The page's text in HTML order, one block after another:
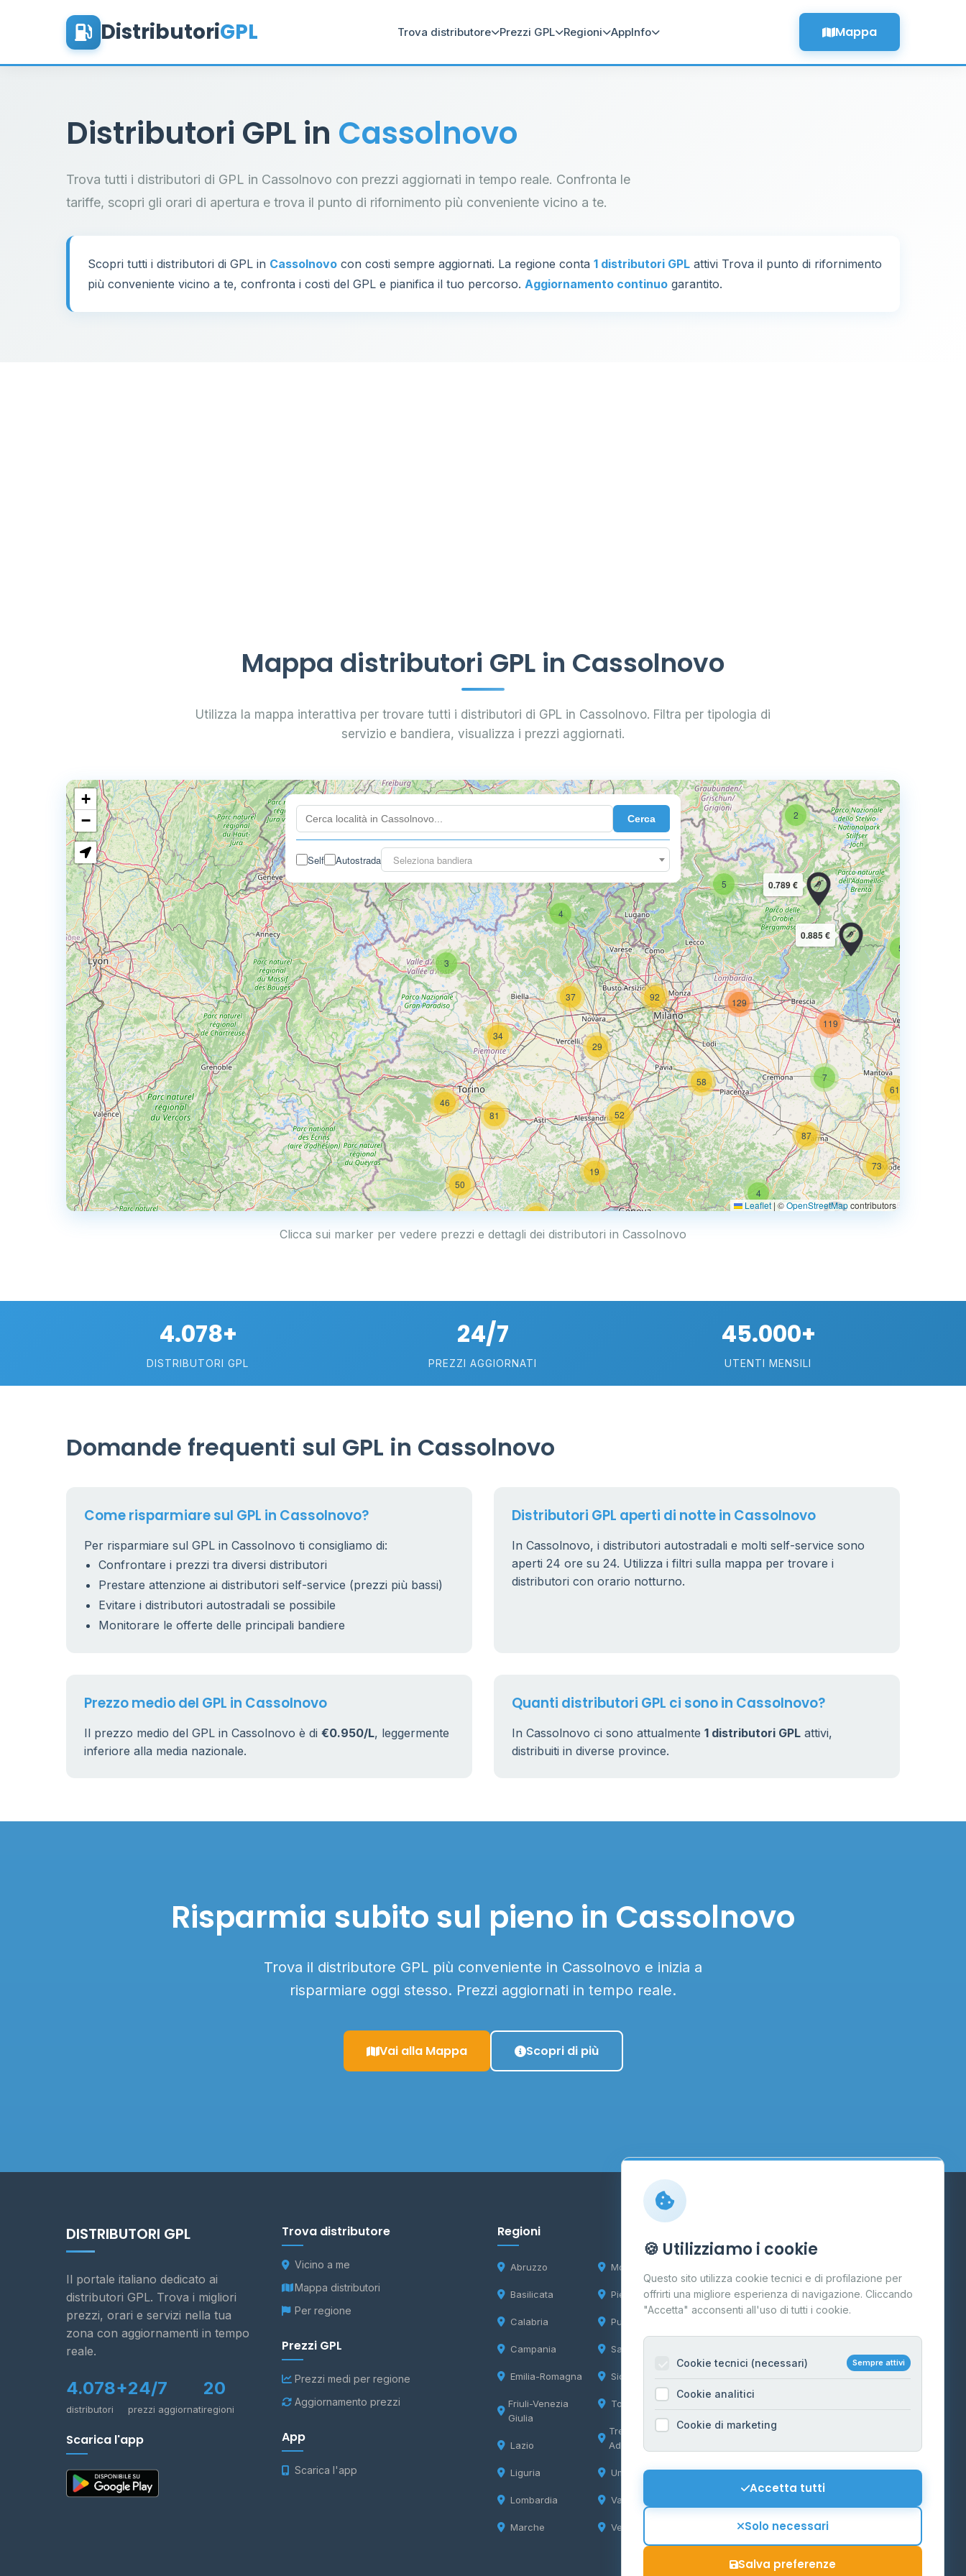
DistributoriGPL Trova distributore Prezzi GPL Regioni AppInfo Mappa
Distributori GPL in Cassolnovo
Trova tutti i distributori di GPL in Cassolnovo con prezzi aggiornati in tempo reale. Confronta le
tariffe, scopri gli orari di apertura e trova il punto di rifornimento più conveniente vicino a te.
Scopri tutti i distributori di GPL in Cassolnovo con costi sempre aggiornati. La regione conta 1 distributori GPL attivi Trova il punto di rifornimento
più conveniente vicino a te, confronta i costi del GPL e pianifica il tuo percorso. Aggiornamento continuo garantito.
Mappa distributori GPL in Cassolnovo
Utilizza la mappa interattiva per trovare tutti i distributori di GPL in Cassolnovo. Filtra per tipologia di
servizio e bandiera, visualizza i prezzi aggiornati.
Cerca
Self Autostrada Seleziona bandiera
34
3
37
2
46
50
29
19
52
81
5
4
87
4
5
92
58 7
129
119
61
73
21
0.885 €
0.789 €
0.769 €
+
−
Leaflet | ©OpenStreetMapcontributors
Clicca sui marker per vedere prezzi e dettagli dei distributori in Cassolnovo
4.078+
DISTRIBUTORI GPL
24/7
PREZZI AGGIORNATI
45.000+
UTENTI MENSILI
Domande frequenti sul GPL in Cassolnovo
Come risparmiare sul GPL in Cassolnovo?
Per risparmiare sul GPL in Cassolnovo ti consigliamo di:
Confrontare i prezzi tra diversi distributori
Prestare attenzione ai distributori self-service (prezzi più bassi)
Evitare i distributori autostradali se possibile
Monitorare le offerte delle principali bandiere
Distributori GPL aperti di notte in Cassolnovo
In Cassolnovo, i distributori autostradali e molti self-service sono
aperti 24 ore su 24. Utilizza i filtri sulla mappa per trovare i
distributori con orario notturno.
Prezzo medio del GPL in Cassolnovo
Il prezzo medio del GPL in Cassolnovo è di €0.950/L, leggermente
inferiore alla media nazionale.
Quanti distributori GPL ci sono in Cassolnovo?
In Cassolnovo ci sono attualmente 1 distributori GPL attivi,
distribuiti in diverse province.
Risparmia subito sul pieno in Cassolnovo
Trova il distributore GPL più conveniente in Cassolnovo e inizia a
risparmiare oggi stesso. Prezzi aggiornati in tempo reale.
Vai alla Mappa Scopri di più
DISTRIBUTORI GPL
Il portale italiano dedicato ai
distributori GPL. Trova i migliori
prezzi, orari e servizi nella tua
zona con aggiornamenti in tempo
reale.
4.078+
distributori
24/7
prezzi aggiornati
20
regioni
Scarica l'app
Trova distributore
Vicino a me
Mappa distributori
Per regione
Prezzi GPL
Prezzi medi per regione
Aggiornamento prezzi
App
Scarica l'app
Regioni
Abruzzo
Basilicata
Calabria
Campania
Emilia-Romagna
Friuli-Venezia
Giulia
Lazio
Liguria
Lombardia
Marche
Molise
Piemonte
Puglia
Sardegna
Sicilia
Toscana
Trentino-Alto
Adige
Umbria
Valle d'Aosta
Veneto
Contatti
Per gestori
Informazioni legali
Privacy Policy
Cookie Policy
Mappa del sito
Contattaci
🍪 Utilizziamo i cookie
Questo sito utilizza cookie tecnici e di profilazione per
offrirti una migliore esperienza di navigazione. Cliccando
"Accetta" acconsenti all'uso di tutti i cookie.
Cookie tecnici (necessari) Sempre attivi
Cookie analitici
Cookie di marketing
Accetta tutti
Solo necessari
Salva preferenze